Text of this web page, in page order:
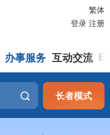
繁体
登录 注册
办事服务 互动交流
长者模式